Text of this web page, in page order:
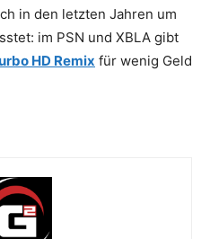
in den letzten Jahren um
im PSN und XBLA gibt
HD Remix für wenig Geld